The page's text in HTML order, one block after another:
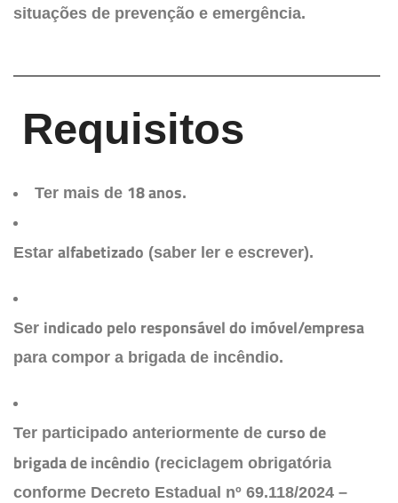
situações de prevenção e emergência.
Requisitos
Ter mais de 18 anos.
Estar alfabetizado (saber ler e escrever).
Ser indicado pelo responsável do imóvel/empresa
para compor a brigada de incêndio.
Ter participado anteriormente de curso de
brigada de incêndio (reciclagem obrigatória
conforme Decreto Estadual nº 69.118/2024 –